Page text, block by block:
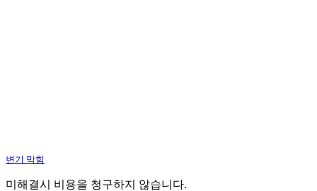
변기 막힘
미해결시 비용을 청구하지 않습니다.